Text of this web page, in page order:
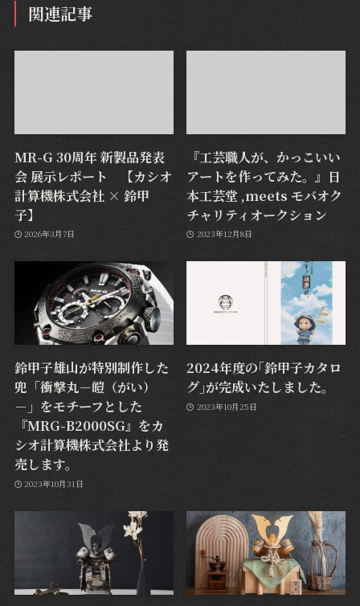
関連記事
MR-G 30周年 新製品発表
会 展示レポート 【カシオ
計算機株式会社 × 鈴甲
子】
2026年3月7日
『工芸職人が、かっこいい
アートを作ってみた。』日
本工芸堂 ,meets モバオク
チャリティオークション
2023年12月8日
鈴甲子雄山が特別制作した
兜「衝撃丸－皚（がい）
－」をモチーフとした
『MRG-B2000SG』をカ
シオ計算機株式会社より発
売します。
2023年10月31日
2024年度の｢鈴甲子カタロ
グ｣が完成いたしました。
2023年10月25日